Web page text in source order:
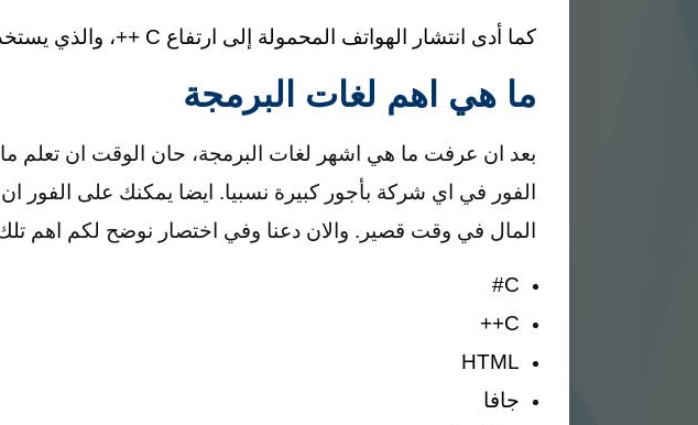
كما أدى انتشار الهواتف المحمولة إلى ارتفاع C ++، والذي يستخدم غالبًا لتطوير iOS.
ما هي اهم لغات البرمجة
بعد ان عرفت ما هي اشهر لغات البرمجة، حان الوقت ان تعلم
الفور في اي شركة بأجور كبيرة نسبيا. ايضا يمكنك على الفور
المال في وقت قصير. والان دعنا وفي اختصار نوضح لكم اهم
C#
C++
HTML
جافا